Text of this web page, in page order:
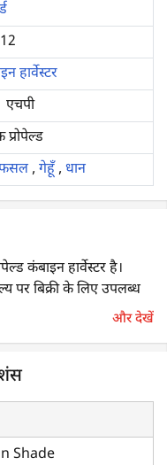
हार्वेस्टर
एचपी
, गेहूँ, धान
कंबाइन हार्वेस्टर है।
पर बिक्री के लिए उपलब्ध
मिट्टी की स्थितियों जैसे कि
प्रदान करता है। यह एक
सोयाबीन, दाल और गेहूं जैसी
और देखें
Shade